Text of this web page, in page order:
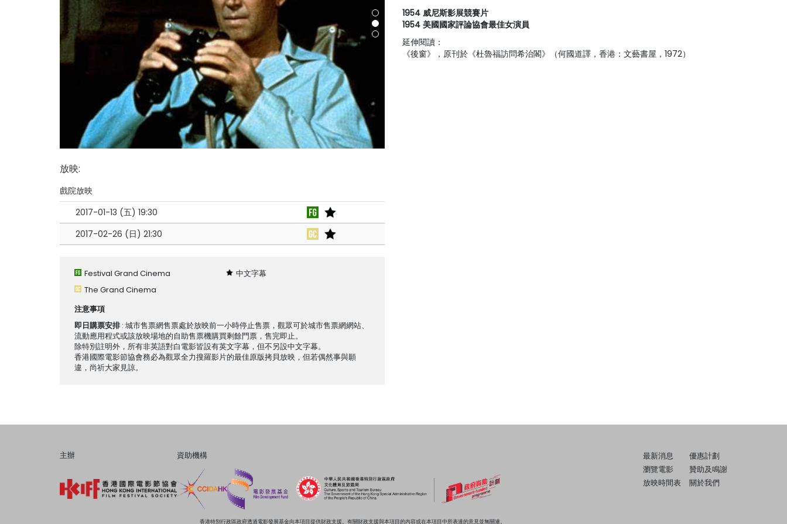
1954 威尼斯影展競賽片
1954 美國國家評論協會最佳女演員
延伸閱讀：
《後窗》
，原刊於《杜魯福訪問希治閣》（何國道譯，香港：文藝書屋，1972）
放映:
戲院放映
2017-01-13 (五) 19:30
2017-02-26 (日) 21:30
Festival Grand Cinema
The Grand Cinema
中文字幕
注意事項
即日購票安排 : 城市售票網售票處於放映前一小時停止售票，觀眾可於城市售票網網站、
流動應用程式或該放映場地的自助售票機購買剩餘門票，售完即止。
除特別註明外，所有非英語對白電影皆設有英文字幕，但不另設中文字幕。
香港國際電影節協會務必為觀眾全力搜羅影片的最佳原版拷貝放映，但若偶然事與願
違，尚祈大家見諒。
主辦 資助機構
最新消息
瀏覽電影
放映時間表
優惠計劃
贊助及鳴謝
關於我們
香港特別行政區政府透過電影發展基金向本項目提供財政支援。有關財政支援與本項目的內容或在本項目中所表達的意見並無關連。